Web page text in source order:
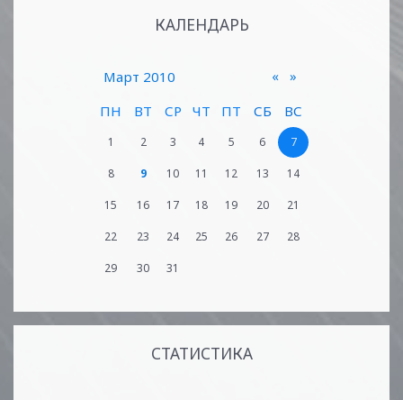
КАЛЕНДАРЬ
«
Март 2010
»
ПН
ВТ СР ЧТ ПТ СБ ВС
1 2 3 4 5 6 7
8 9 10 11 12 13 14
15 16 17 18 19 20 21
22 23 24 25 26 27 28
29 30 31
СТАТИСТИКА